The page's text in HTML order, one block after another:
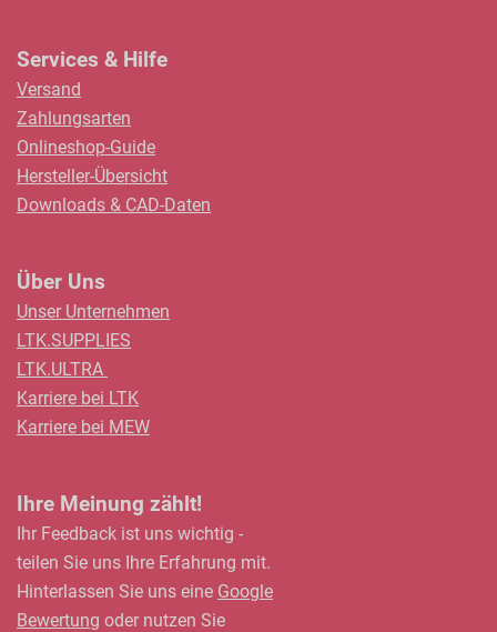
Services & Hilfe
Versand
Zahlungsarten
Onlineshop-Guide
Hersteller-Übersicht
Downloads & CAD-Daten
Über Uns
Unser Unternehmen
LTK.SUPPLIES
LTK.ULTRA
Karriere bei LTK
Karriere bei MEW
Ihre Meinung zählt!
Ihr Feedback ist uns wichtig -
teilen Sie uns Ihre Erfahrung mit.
Hinterlassen Sie uns eine Google
Bewertung oder nutzen Sie